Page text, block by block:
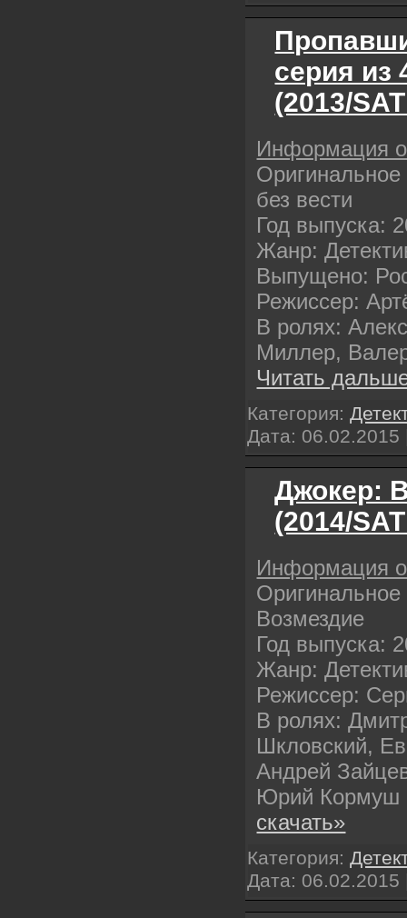
серия
(2013/
Информация
без вести
Год выпуска:
Жанр:
Выпущено:
Режиссер:
В ролях:
Миллер,
Читать
Категория:
Дата: 06.02.2015
Джокер:
(2014/
Информация
Возмездие
Год выпуска:
Жанр:
Режиссер:
В ролях:
Шкловский,
Андрей
Юрий Кормуш
скачать»
Категория:
Дата: 06.02.2015